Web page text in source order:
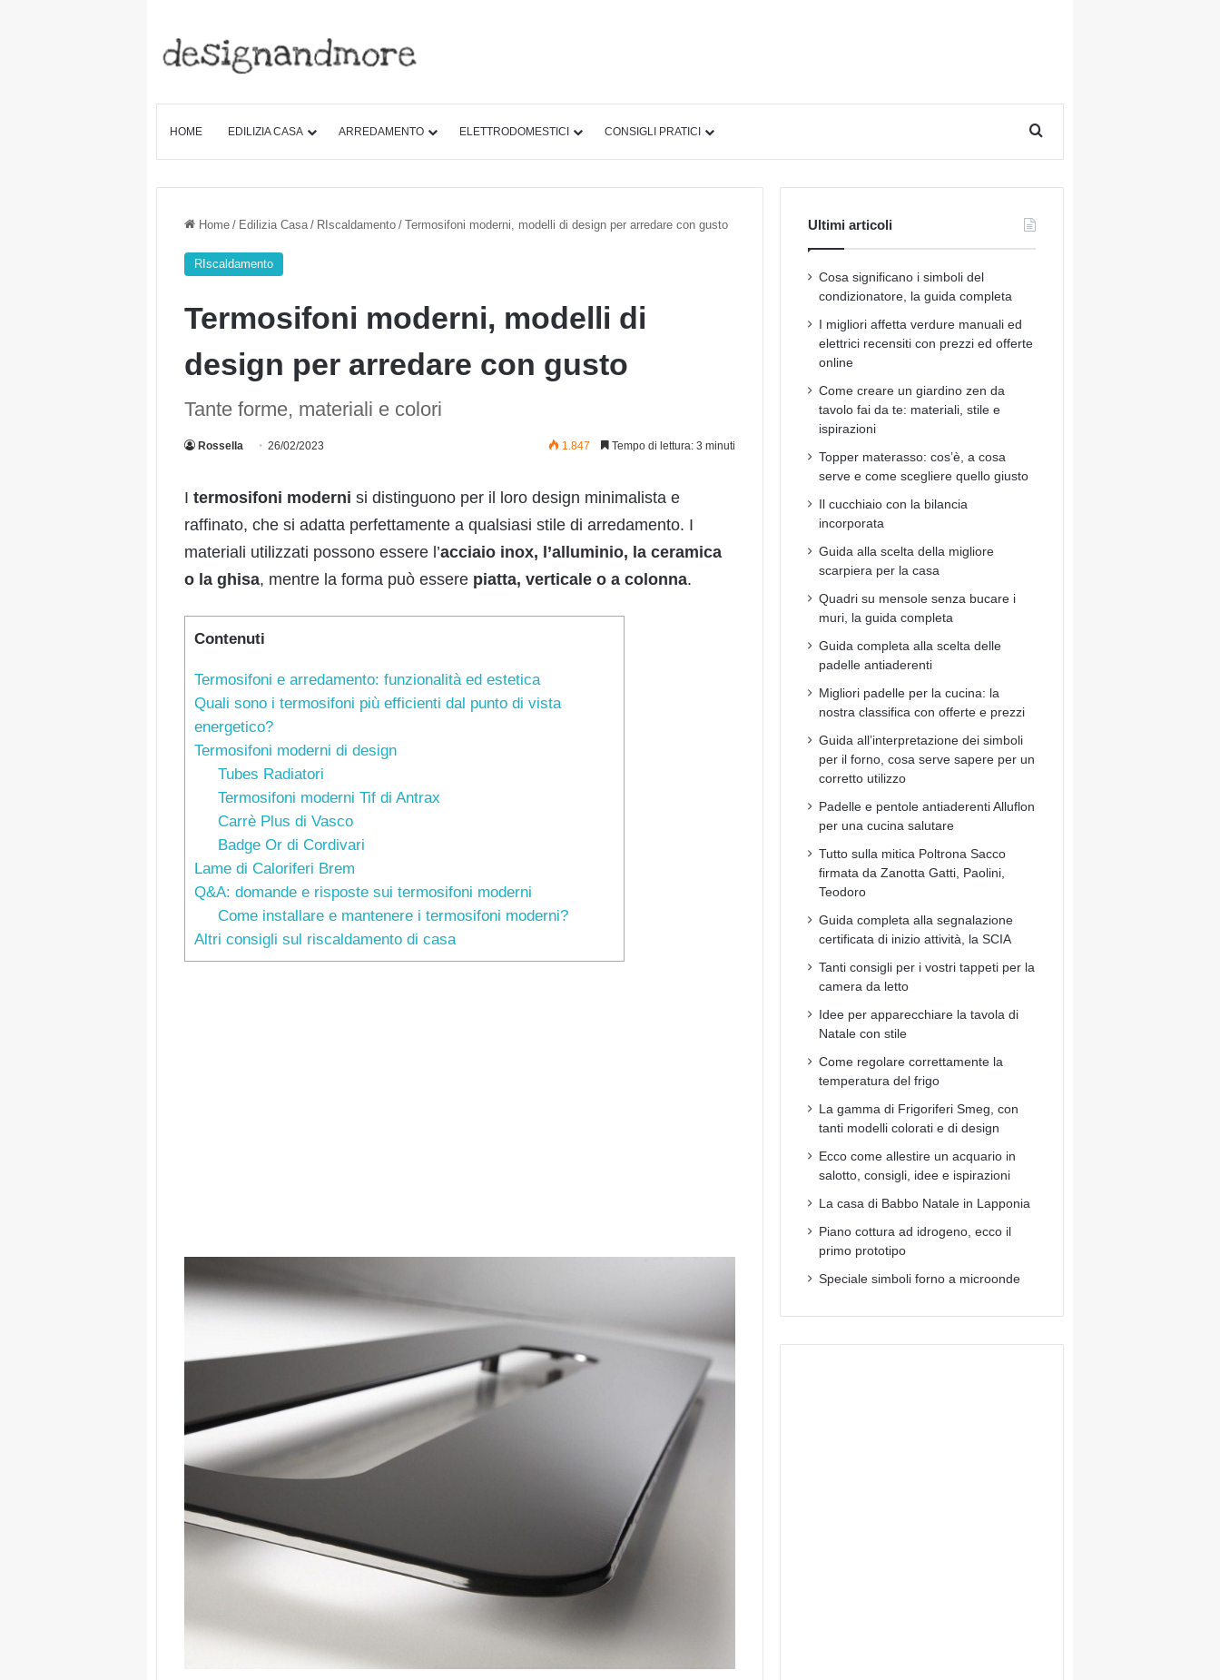
HOME EDILIZIA CASA ARREDAMENTO ELETTRODOMESTICI CONSIGLI PRATICI
Home / Edilizia Casa / RIscaldamento / Termosifoni moderni, modelli di design per arredare con gusto
RIscaldamento
Termosifoni moderni, modelli di
design per arredare con gusto
Tante forme, materiali e colori
Rossella 26/02/2023 1.847 Tempo di lettura: 3 minuti
I termosifoni moderni si distinguono per il loro design minimalista e
raffinato, che si adatta perfettamente a qualsiasi stile di arredamento. I
materiali utilizzati possono essere l’acciaio inox, l’alluminio, la ceramica
o la ghisa, mentre la forma può essere piatta, verticale o a colonna.
Contenuti
Termosifoni e arredamento: funzionalità ed estetica
Quali sono i termosifoni più efficienti dal punto di vista
energetico?
Termosifoni moderni di design
Tubes Radiatori
Termosifoni moderni Tif di Antrax
Carrè Plus di Vasco
Badge Or di Cordivari
Lame di Caloriferi Brem
Q&A: domande e risposte sui termosifoni moderni
Come installare e mantenere i termosifoni moderni?
Altri consigli sul riscaldamento di casa
Ultimi articoli
Cosa significano i simboli del
condizionatore, la guida completa
I migliori affetta verdure manuali ed
elettrici recensiti con prezzi ed offerte
online
Come creare un giardino zen da
tavolo fai da te: materiali, stile e
ispirazioni
Topper materasso: cos’è, a cosa
serve e come scegliere quello giusto
Il cucchiaio con la bilancia
incorporata
Guida alla scelta della migliore
scarpiera per la casa
Quadri su mensole senza bucare i
muri, la guida completa
Guida completa alla scelta delle
padelle antiaderenti
Migliori padelle per la cucina: la
nostra classifica con offerte e prezzi
Guida all’interpretazione dei simboli
per il forno, cosa serve sapere per un
corretto utilizzo
Padelle e pentole antiaderenti Alluflon
per una cucina salutare
Tutto sulla mitica Poltrona Sacco
firmata da Zanotta Gatti, Paolini,
Teodoro
Guida completa alla segnalazione
certificata di inizio attività, la SCIA
Tanti consigli per i vostri tappeti per la
camera da letto
Idee per apparecchiare la tavola di
Natale con stile
Come regolare correttamente la
temperatura del frigo
La gamma di Frigoriferi Smeg, con
tanti modelli colorati e di design
Ecco come allestire un acquario in
salotto, consigli, idee e ispirazioni
La casa di Babbo Natale in Lapponia
Piano cottura ad idrogeno, ecco il
primo prototipo
Speciale simboli forno a microonde